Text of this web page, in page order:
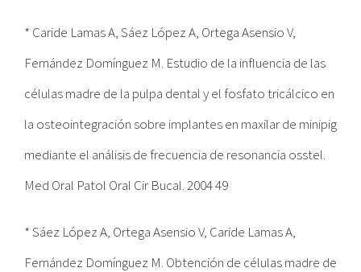
* Caride Lamas A, Sáez López A, Ortega Asensio V,
Fernández Domínguez M. Estudio de la influencia de las
células madre de la pulpa dental y el fosfato tricálcico en
la osteointegración sobre implantes en maxilar de minipig
mediante el análisis de frecuencia de resonancia osstel.
Med Oral Patol Oral Cir Bucal. 2004 49
* Sáez López A, Ortega Asensio V, Caride Lamas A,
Fernández Domínguez M. Obtención de células madre de